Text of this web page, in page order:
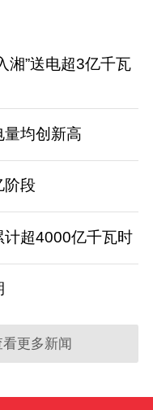
湘”送电超3亿千瓦
均创新高
阶段
计超4000亿千瓦时
更多新闻